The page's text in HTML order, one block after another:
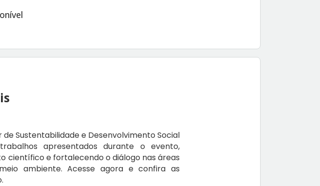
de Sustentabilidade e Desenvolvimento Social
apresentados durante o evento,
científico e fortalecendo o diálogo nas áreas
ambiente. Acesse agora e confira as